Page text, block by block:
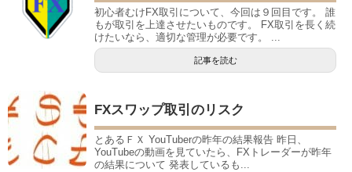
初心者むけFX取引について、今回は９回目です。 誰
もが取引を上達させたいものです。 FX取引を長く続
けたいなら、適切な管理が必要です。 ...
記事を読む
FXスワップ取引のリスク
とあるＦＸ YouTuberの昨年の結果報告 昨日、
YouTubeの動画を見ていたら、FXトレーダーが昨年
の結果について 発表しているも...